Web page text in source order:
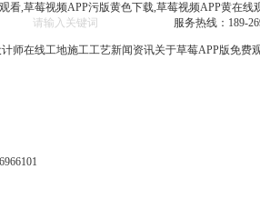
看,草莓视频APP污版黄色下载,草莓视频APP黄在线
服务热线： 189-
师在线工地施工工艺新闻资讯关于草莓APP版免费